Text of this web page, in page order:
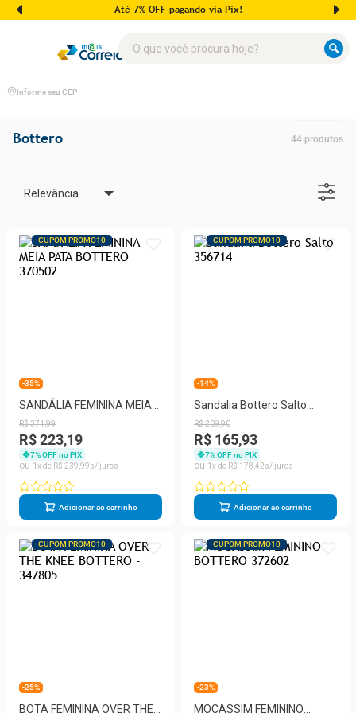
Até 7% OFF pagando via Pix!
Informe seu CEP
Bottero 44 produtos
Relevância
CUPOM PROMO10
-35%
SANDÁLIA FEMININA MEIA
PATA BOTTERO 370502
R$371,99
R$ 223,19
7% OFF no PIX
1
R$ 239 99
Adicionar ao carrinho
CUPOM PROMO10
-14%
Sandalia Bottero Salto
356714
R$209,90
R$ 165,93
7% OFF no PIX
1
R$ 178 42
Adicionar ao carrinho
CUPOM PROMO10
-25%
BOTA FEMININA OVER THE
CUPOM PROMO10
-23%
MOCASSIM FEMININO